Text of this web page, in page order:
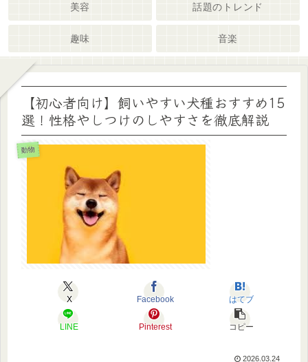
美容 話題のトレンド
趣味 音楽
【初心者向け】飼いやすい犬種おすすめ15
選！性格やしつけのしやすさを徹底解説
動物
X Facebook はてブ
LINE Pinterest コピー
2026.03.24